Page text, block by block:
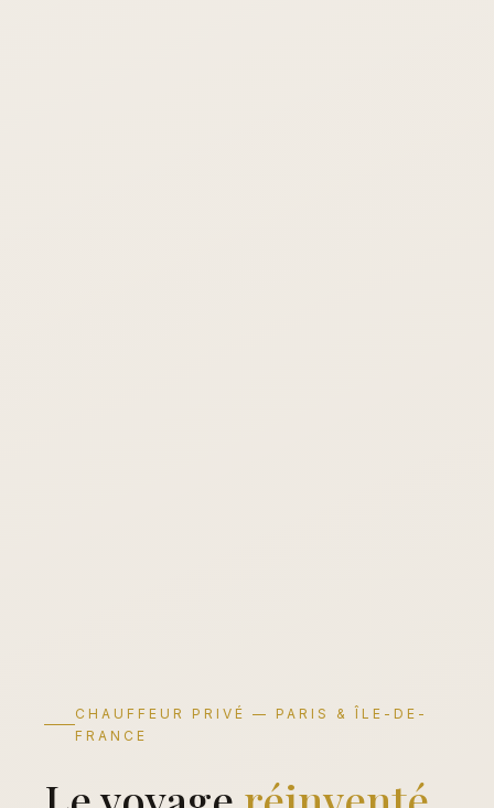
CHAUFFEUR PRIVÉ — PARIS & ÎLE-DE-
FRANCE